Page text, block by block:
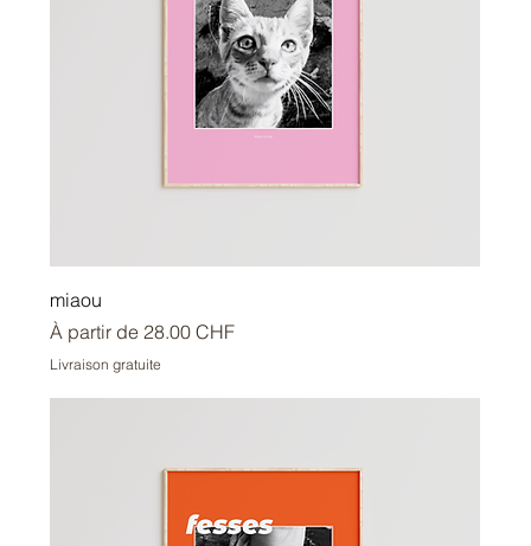
miaou
À partir de28.00 CHF
Prix promotionnel
Livraison gratuite